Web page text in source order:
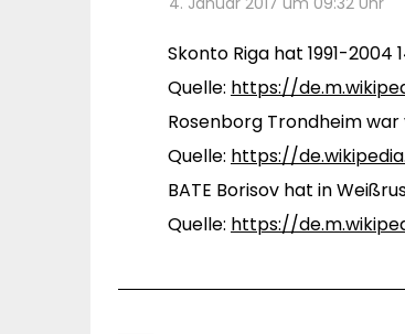
Skonto Riga hat 1991-
Quelle: https://
Rosenborg Trondheim war
Quelle: https://
BATE Borisov hat in
Quelle: https://